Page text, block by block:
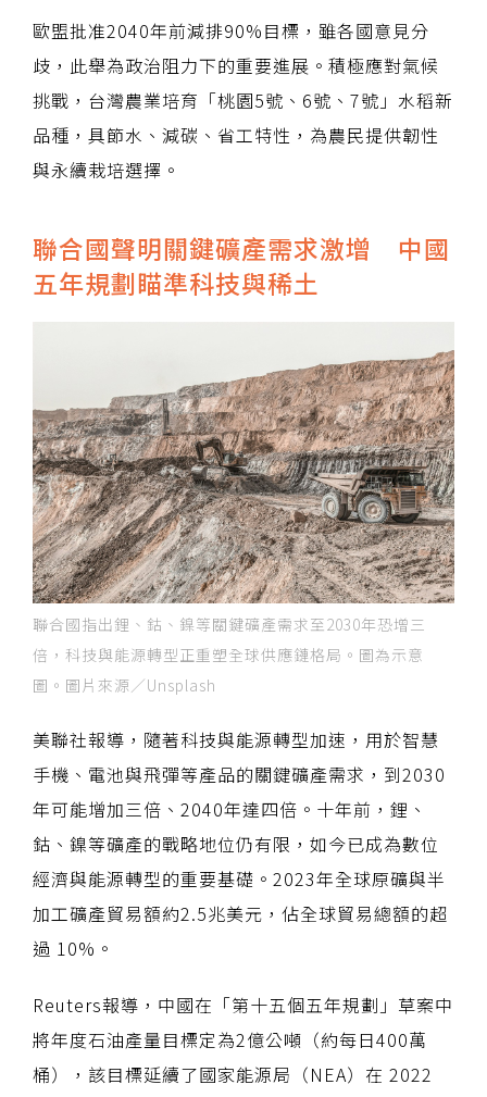
歐盟批准2040年前減排90%目標，雖各國意見分
歧，此舉為政治阻力下的重要進展。積極應對氣候
挑戰，台灣農業培育「桃園5號、6號、7號」水稻新
品種，具節水、減碳、省工特性，為農民提供韌性
與永續栽培選擇。
聯合國聲明關鍵礦產需求激增 中國
五年規劃瞄準科技與稀土
聯合國指出鋰、鈷、鎳等關鍵礦產需求至2030年恐增三
倍，科技與能源轉型正重塑全球供應鏈格局。圖為示意
圖。圖片來源／Unsplash
美聯社報導，隨著科技與能源轉型加速，用於智慧
手機、電池與飛彈等產品的關鍵礦產需求，到2030
年可能增加三倍、2040年達四倍。十年前，鋰、
鈷、鎳等礦產的戰略地位仍有限，如今已成為數位
經濟與能源轉型的重要基礎。2023年全球原礦與半
加工礦產貿易額約2.5兆美元，佔全球貿易總額的超
過 10%。
Reuters報導，中國在「第十五個五年規劃」草案中
將年度石油產量目標定為2億公噸（約每日400萬
桶），該目標延續了國家能源局（NEA）在 2022